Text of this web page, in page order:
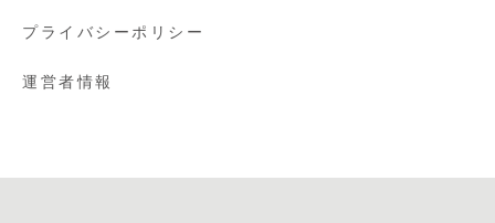
プライバシーポリシー
運営者情報